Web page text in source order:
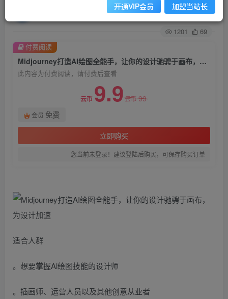
关注 私信
1201 69
Midjourney打造AI绘图全能手，让你的设计驰骋于画布，为设计加速
此内容为付费阅读，请付费后查看
云币 9.9云币99
会员 免费
立即购买
您当前未登录！建议登陆后购买，可保存购买订单
付费阅读
适合人群
。想要掌握Al绘图技能的设计师
。插画师、运营人员以及其他创意从业者
开通VIP会员 加盟当站长